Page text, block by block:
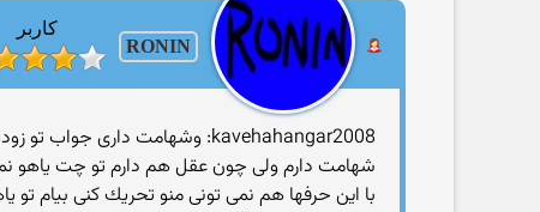
RONIN
کاربر
kavehahangar2008: وشهامت داری جواب تو زودتر بگیری هر دو ای دی من تو یاهو روشنه منتظرت هستم/
شهامت دارم ولی چون عقل هم دارم تو چت یاهو
با این حرفها هم نمی تونی منو تحریك كنی بیام تو